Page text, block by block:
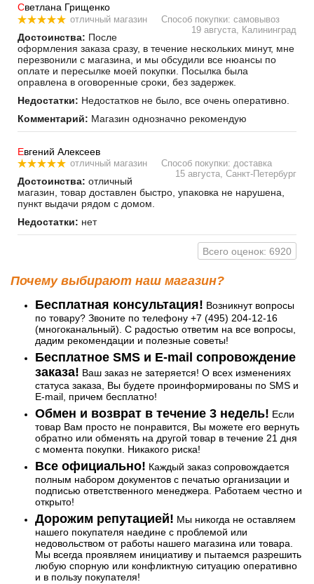
Светлана Грищенко
отличный магазин
Способ покупки: самовывоз
19 августа, Калининград
Достоинства: После
оформления заказа сразу, в течение нескольких минут, мне
перезвонили с магазина, и мы обсудили все нюансы по
оплате и пересылке моей покупки. Посылка была
оправлена в оговоренные сроки, без задержек.
Недостатки: Недостатков не было, все очень оперативно.
Комментарий: Магазин однозначно рекомендую
Евгений Алексеев
отличный магазин
Способ покупки: доставка
15 августа, Санкт-Петербург
Достоинства: отличный
магазин, товар доставлен быстро, упаковка не нарушена,
пункт выдачи рядом с домом.
Недостатки: нет
Всего оценок: 6920
Почему выбирают наш магазин?
Бесплатная консультация! Возникнут вопросы
по товару? Звоните по телефону +7 (495) 204-12-16
(многоканальный). С радостью ответим на все вопросы,
дадим рекомендации и полезные советы!
Бесплатное SMS и E-mail сопровождение
заказа! Ваш заказ не затеряется! О всех изменениях
статуса заказа, Вы будете проинформированы по SMS и
E-mail, причем бесплатно!
Обмен и возврат в течение 3 недель! Если
товар Вам просто не понравится, Вы можете его вернуть
обратно или обменять на другой товар в течение 21 дня
с момента покупки. Никакого риска!
Все официально! Каждый заказ сопровождается
полным набором документов с печатью организации и
подписью ответственного менеджера. Работаем честно и
открыто!
Дорожим репутацией! Мы никогда не оставляем
нашего покупателя наедине с проблемой или
недовольством от работы нашего магазина или товара.
Мы всегда проявляем инициативу и пытаемся разрешить
любую спорную или конфликтную ситуацию оперативно
и в пользу покупателя!